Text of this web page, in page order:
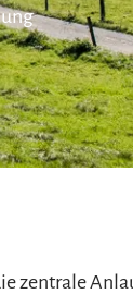
zentrale